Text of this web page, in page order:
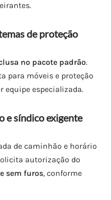
de proteção
no pacote padrão.
para móveis e proteção
equipe especializada.
e síndico exigente
de caminhão e horário
autorização do
sem furos, conforme